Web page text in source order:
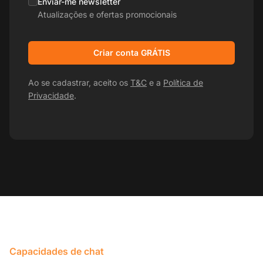
Atualizações e ofertas promocionais
Criar conta GRÁTIS
Ao se cadastrar, aceito os T&C e a Política de
Privacidade.
Capacidades de chat